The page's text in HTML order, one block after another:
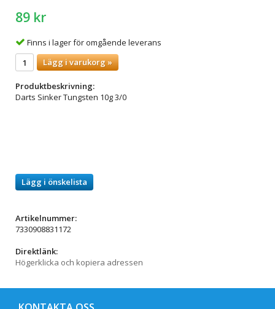
89 kr
Finns i lager för omgående leverans
Lägg i varukorg »
Produktbeskrivning:
Darts Sinker Tungsten 10g 3/0
Lägg i önskelista
Artikelnummer:
7330908831172
Direktlänk:
Högerklicka och kopiera adressen